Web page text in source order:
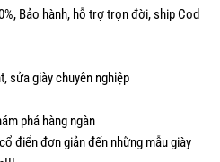
Bảo hành, hỗ trợ trọn đời, ship Cod
sửa giày chuyên nghiệp
phá hàng ngàn
điển đơn giản đến những mẫu giày